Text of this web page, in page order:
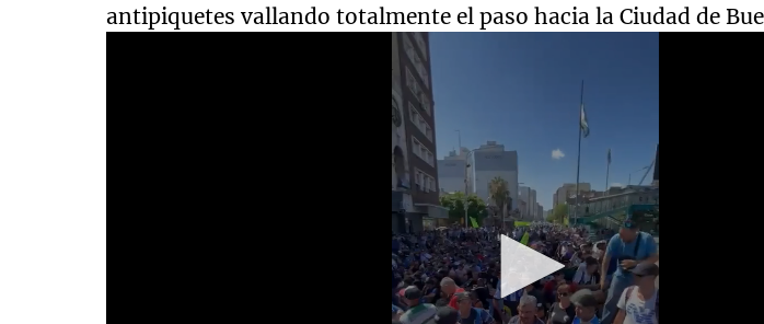
antipiquetes vallando totalmente el paso hacia la Ciudad de